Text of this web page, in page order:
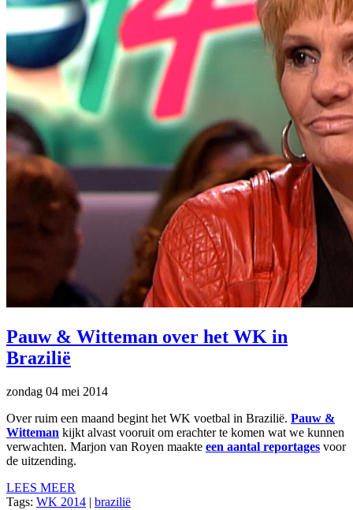
Pauw & Witteman over het WK in
Brazilië
zondag 04 mei 2014
Over ruim een maand begint het WK voetbal in Brazilië. Pauw &
Witteman kijkt alvast vooruit om erachter te komen wat we kunnen
verwachten. Marjon van Royen maakte een aantal reportages voor
de uitzending.
LEES MEER
Tags: WK 2014 | brazilië